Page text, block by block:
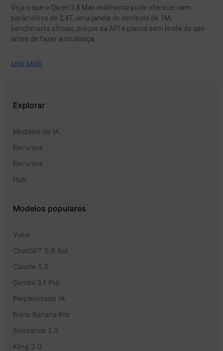
Veja o que o Qwen 3.8 Max realmente pode oferecer com
parâmetros de 2,4T, uma janela de contexto de 1M,
benchmarks oficiais, preços da API e planos sem limite de uso
antes de fazer a mudança.
Leia Mais
Explorar
Modelos de IA
Recursos
Recursos
Hub
Modelos populares
Yukie
ChatGPT 5,6 Sol
Claude 5,0
Gemini 3.1 Pro
Perplexidade IA
Nano Banana Pro
Seedance 2.0
Kling 3.0